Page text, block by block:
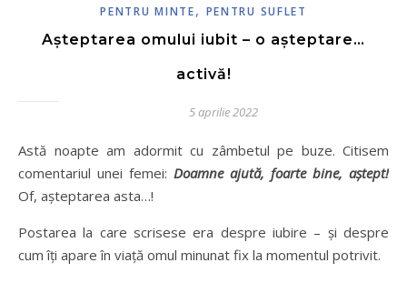
PENTRU MINTE, PENTRU SUFLET
Așteptarea omului iubit – o așteptare…
activă!
5 aprilie 2022
Astă noapte am adormit cu zâmbetul pe buze. Citisem
comentariul unei femei: Doamne ajută, foarte bine, aștept!
Of, așteptarea asta…!
Postarea la care scrisese era despre iubire – și despre
cum îți apare în viață omul minunat fix la momentul potrivit.